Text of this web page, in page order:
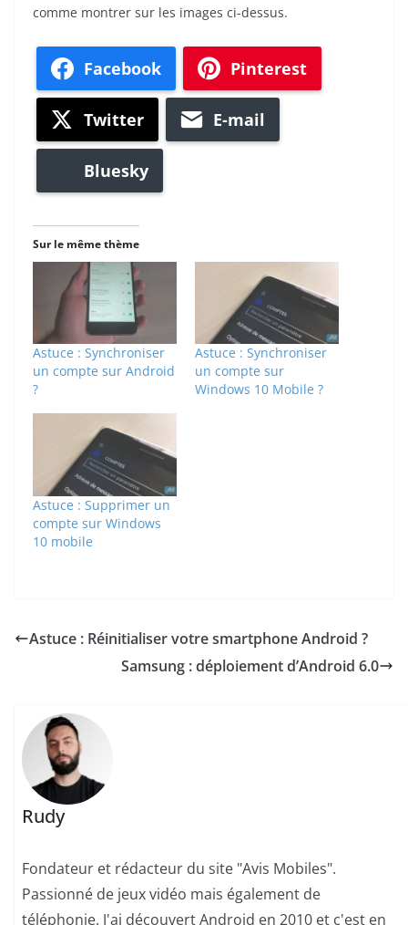
comme montrer sur les images ci-dessus.
Facebook Pinterest
Twitter E-mail
Bluesky
Sur le même thème
Astuce : Synchroniser
un compte sur Android
?
Astuce : Synchroniser
un compte sur
Windows 10 Mobile ?
Astuce : Supprimer un
compte sur Windows
10 mobile
Astuce : Réinitialiser votre smartphone Android ?
Samsung : déploiement d’Android 6.0
Rudy
Fondateur et rédacteur du site "Avis Mobiles".
Passionné de jeux vidéo mais également de
téléphonie. J'ai découvert Android en 2010 et c'est en